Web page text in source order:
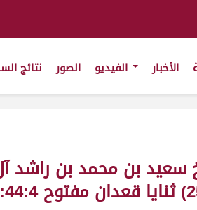
الأخبار الصور نتائج
سعيد بن محمد بن